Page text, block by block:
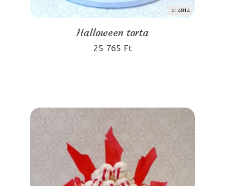
id: 4814
Halloween torta
25 765 Ft